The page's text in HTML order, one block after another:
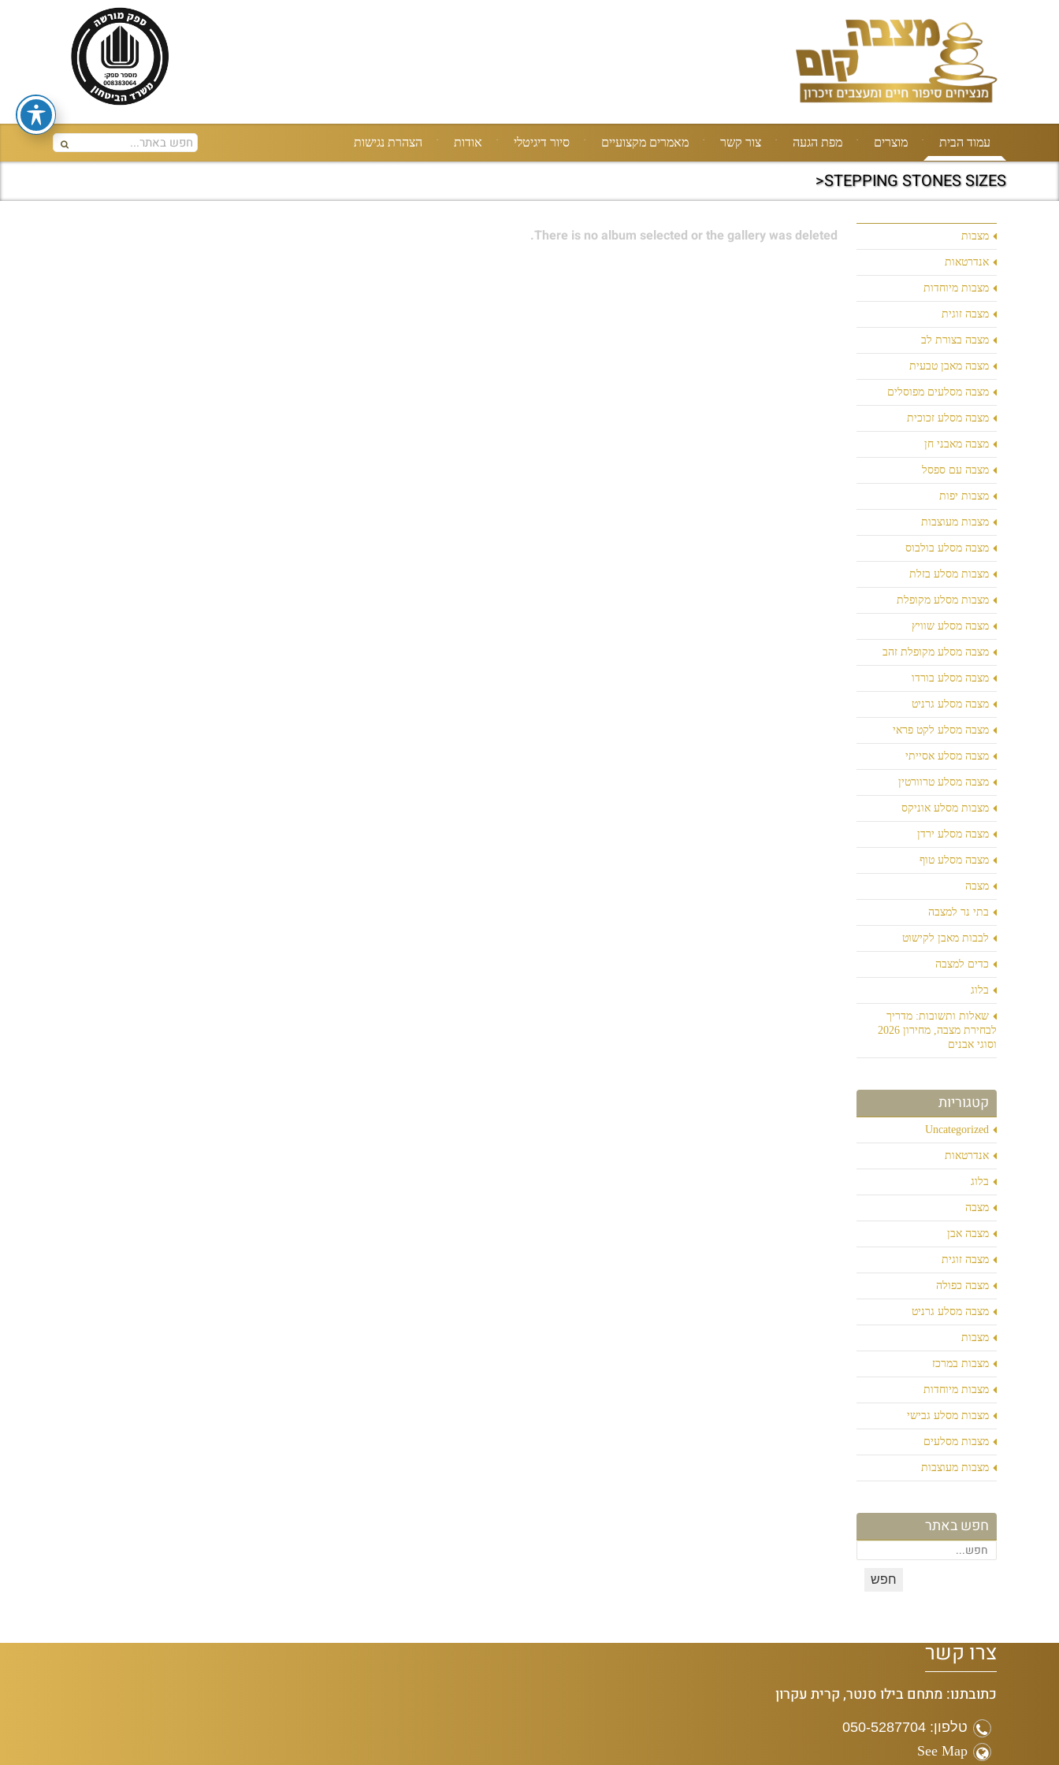
עמוד הבית מוצרים מפת הגעה צור קשר מאמרים מקצועיים סיור דיגיטלי אודות הצהרת נגישות
STEPPING STONES SIZES<
מצבות
אנדרטאות
מצבות מיוחדות
מצבה זוגית
מצבה בצורת לב
מצבה מאבן טבעית
מצבה מסלעים מפוסלים
מצבה מסלע זכוכית
מצבה מאבני חן
מצבה עם ספסל
מצבות יפות
מצבות מעוצבות
מצבה מסלע בולבוס
מצבות מסלע בזלת
מצבות מסלע מקופלת
מצבה מסלע שוויץ
מצבה מסלע מקופלת זהב
מצבה מסלע בורדו
מצבה מסלע גרניט
מצבה מסלע לקט פראי
מצבה מסלע אסייתי
מצבה מסלע טרוורטין
מצבות מסלע אוניקס
מצבה מסלע ירדן
מצבה מסלע טוף
מצבה
בתי נר למצבה
לבבות מאבן לקישוט
כדים למצבה
בלוג
שאלות ותשובות: מדריך
לבחירת מצבה, מחירון 2026
וסוגי אבנים
קטגוריות
Uncategorized
אנדרטאות
בלוג
מצבה
מצבה אבן
מצבה זוגית
מצבה כפולה
מצבה מסלע גרניט
מצבות
מצבות במרכז
מצבות מיוחדות
מצבות מסלע גבישי
מצבות מסלעים
מצבות מעוצבות
חפש באתר
There is no album selected or the gallery was deleted.
צרו קשר
כתובתנו: מתחם בילו סנטר, קרית עקרון
טלפון: 050-5287704
See Map